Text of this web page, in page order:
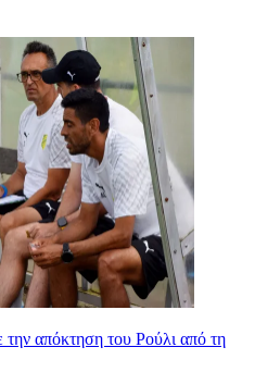
απόκτηση του Ρούλι από τη